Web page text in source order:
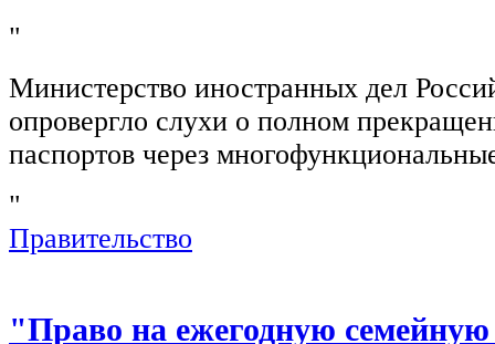
"
Министерство иностранных дел
опровергло слухи о полном
паспортов через
"
Правительство
"Право на ежегодную